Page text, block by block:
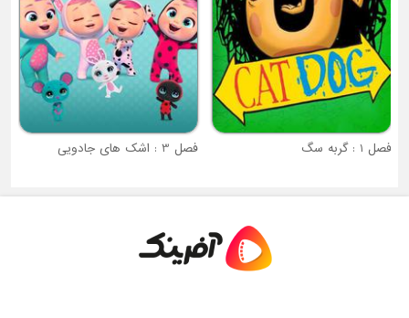
فصل 1 : گربه سگ فصل 3 : اشک های جادویی